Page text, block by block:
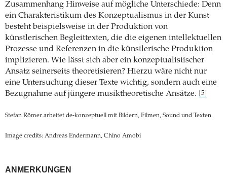
Zusammenhang Hinweise auf mögliche Unterschiede: Denn
ein Charakteristikum des Konzeptualismus in der Kunst
besteht beispielsweise in der Produktion von
künstlerischen Begleittexten, die die eigenen intellektuellen
Prozesse und Referenzen in die künstlerische Produktion
implizieren. Wie lässt sich aber ein konzeptualistischer
Ansatz seinerseits theoretisieren? Hierzu wäre nicht nur
eine Untersuchung dieser Texte wichtig, sondern auch eine
Bezugnahme auf jüngere musiktheoretische Ansätze.
[5]
Stefan Römer arbeitet de-konzeptuell mit Bildern, Filmen, Sound und Texten.
Image credits: Andreas Endermann, Chino Amobi
ANMERKUNGEN